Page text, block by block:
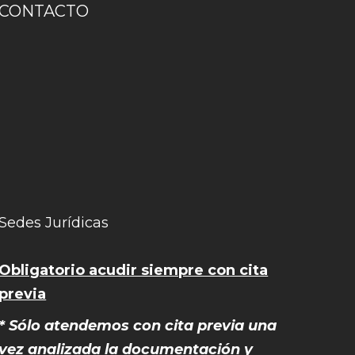
Jurídicas
Obligatorio acudir siempre con cita
previa
* Sólo atendemos con cita previa una
vez analizada la documentación y